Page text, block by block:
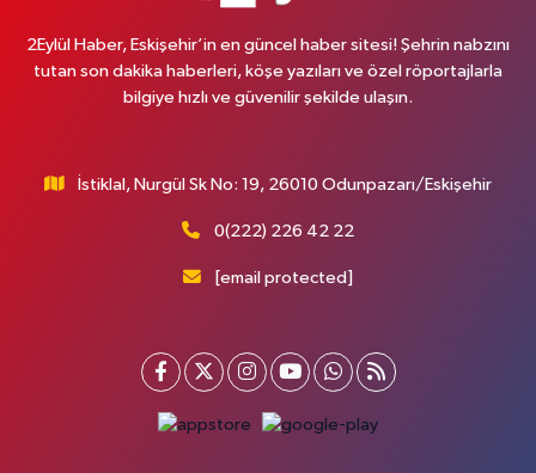
2Eylül Haber, Eskişehir’in en güncel haber sitesi! Şehrin nabzını
tutan son dakika haberleri, köşe yazıları ve özel röportajlarla
bilgiye hızlı ve güvenilir şekilde ulaşın.
İstiklal, Nurgül Sk No: 19, 26010 Odunpazarı/Eskişehir
0(222) 226 42 22
[email protected]